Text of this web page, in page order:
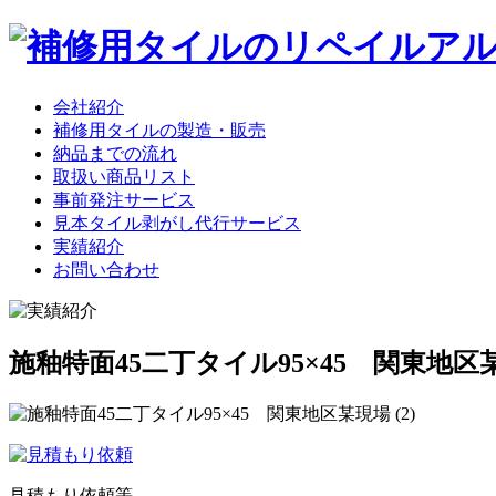
会社紹介
補修用タイルの製造・販売
納品までの流れ
取扱い商品リスト
事前発注サービス
見本タイル剥がし代行サービス
実績紹介
お問い合わせ
施釉特面45二丁タイル95×45 関東地区